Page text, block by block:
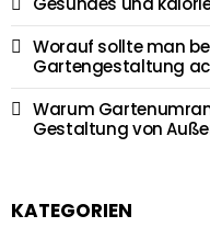
Worauf sollte man
Gartengestaltung
Warum
Gestaltung von
KATEGORIEN